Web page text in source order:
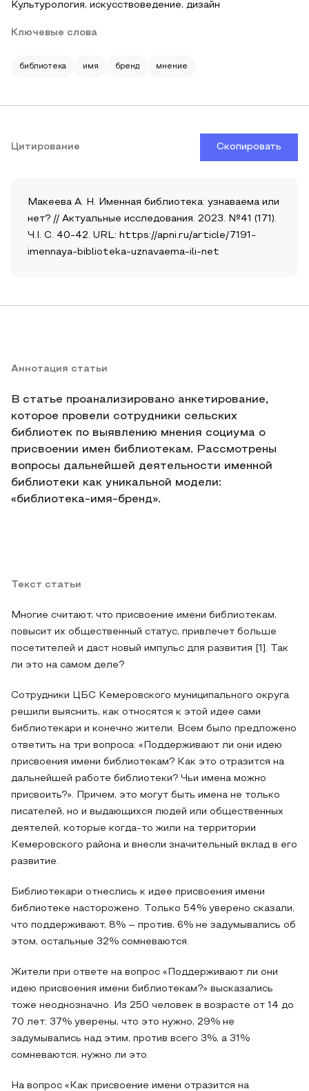
Культурология, искусствоведение, дизайн
Ключевые слова
библиотека имя бренд мнение
Цитирование Скопировать
Макеева А. Н. Именная библиотека: узнаваема или
нет? // Актуальные исследования. 2023. №41 (171).
Ч.I. С. 40-42. URL: https://apni.ru/article/7191-
imennaya-biblioteka-uznavaema-ili-net
Аннотация статьи
В статье проанализировано анкетирование,
которoе провели сотрудники сельских
библиотек по выявлению мнения социума о
присвоении имен библиотекам. Рассмотрены
вопросы дальнейшей деятельности именной
библиотеки как уникальной модели:
«библиотека-имя-бренд».
Текст статьи
Многие считают, что присвоение имени библиотекам,
повысит их общественный статус, привлечет больше
посетителей и даст новый импульс для развития [1]. Так
ли это на самом деле?
Сотрудники ЦБС Кемеровского муниципального округа
решили выяснить, как относятся к этой идее сами
библиотекари и конечно жители. Всем было предложено
ответить на три вопроса: «Поддерживают ли они идею
присвоения имени библиотекам? Как это отразится на
дальнейшей работе библиотеки? Чьи имена можно
присвоить?». Причем, это могут быть имена не только
писателей, но и выдающихся людей или общественных
деятелей, которые когда-то жили на территории
Кемеровского района и внесли значительный вклад в его
развитие.
Библиотекари отнеслись к идее присвоения имени
библиотеке насторожено. Только 54% уверено сказали,
что поддерживают, 8% – против, 6% не задумывались об
этом, остальные 32% сомневаются.
Жители при ответе на вопрос «Поддерживают ли они
идею присвоения имени библиотекам?» высказались
тоже неоднозначно. Из 250 человек в возрасте от 14 до
70 лет: 37% уверены, что это нужно, 29% не
задумывались над этим, против всего 3%, а 31%
сомневаются, нужно ли это.
На вопрос «Как присвоение имени отразится на